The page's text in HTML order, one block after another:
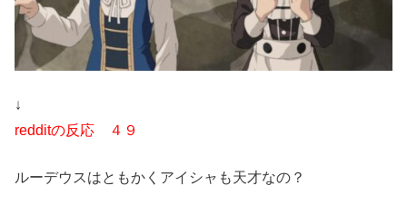
↓
redditの反応 ４９
ルーデウスはともかくアイシャも天才なの？